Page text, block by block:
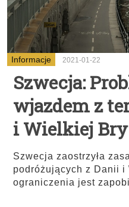
Informacje 2021-01-22
Szwecja:
wjazdem z
i Wielkiej
Szwecja zaostrzyła
podróżujących z Danii
ograniczenia jest